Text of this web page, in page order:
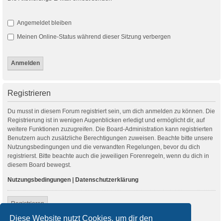
Diese Website nutzt Cookies, um dir den
Angemeldet bleiben
Meinen Online-Status während dieser Sitzung verbergen
Registrieren
Du musst in diesem Forum registriert sein, um dich anmelden zu können. Die
Registrierung ist in wenigen Augenblicken erledigt und ermöglicht dir, auf
weitere Funktionen zuzugreifen. Die Board-Administration kann registrierten
Benutzern auch zusätzliche Berechtigungen zuweisen. Beachte bitte unsere
Nutzungsbedingungen und die verwandten Regelungen, bevor du dich
registrierst. Bitte beachte auch die jeweiligen Forenregeln, wenn du dich in
diesem Board bewegst.
Nutzungsbedingungen | Datenschutzerklärung
Registrieren